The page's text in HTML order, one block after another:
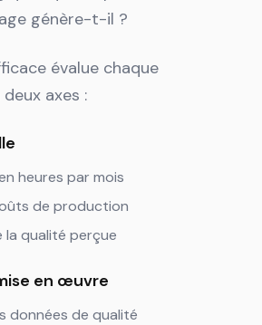
génère-t-il ?
évalue chaque
axes :
heures par mois
de production
la qualité perçue
en œuvre
données de qualité